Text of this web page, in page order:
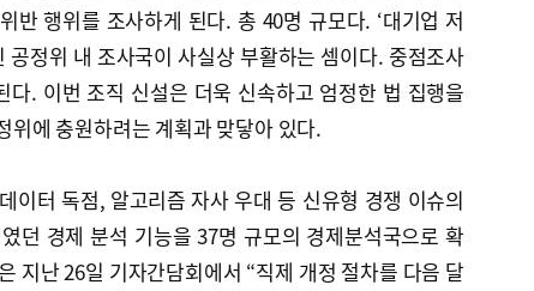
반 행위를 조사하게 된다. 총 40명 규모다. ‘대기업 저
공정위 내 조사국이 사실상 부활하는 셈이다. 중점조사
다. 이번 조직 신설은 더욱 신속하고 엄정한 법 집행을
위에 충원하려는 계획과 맞닿아 있다.
이터 독점, 알고리즘 자사 우대 등 신유형 경쟁 이슈의
던 경제 분석 기능을 37명 규모의 경제분석국으로 확
지난 26일 기자간담회에서 “직제 개정 절차를 다음 달